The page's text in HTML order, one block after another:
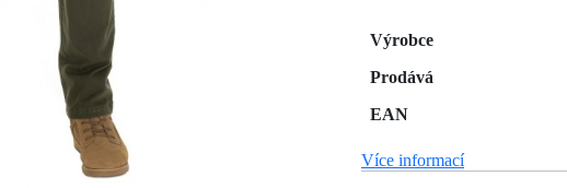
Výrobce
Prodává
EAN
Více informací